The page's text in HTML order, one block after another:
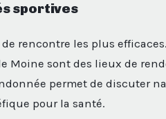
sportives
rencontre les plus
Moine sont des lieux de
permet de discuter
pour la santé.